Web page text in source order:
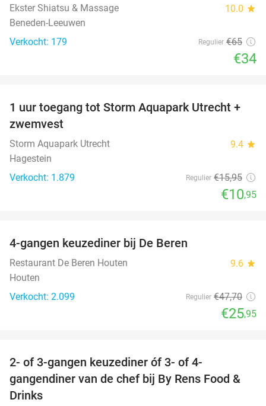
Ekster Shiatsu & Massage 10.0 star
Beneden-Leeuwen
Verkocht: 179
Regulier €65
€34
31%
1 uur toegang tot Storm Aquapark Utrecht +
zwemvest
Storm Aquapark Utrecht 9.4 star
Hagestein
Verkocht: 1.879
Regulier €15,95
€10,95
4-gangen keuzediner bij De Beren
Restaurant De Beren Houten 9.6 star
Houten
Verkocht: 2.099
Regulier €47,70
€25,95
2- of 3-gangen keuzediner óf 3- of 4-
gangendiner van de chef bij By Rens Food &
Drinks